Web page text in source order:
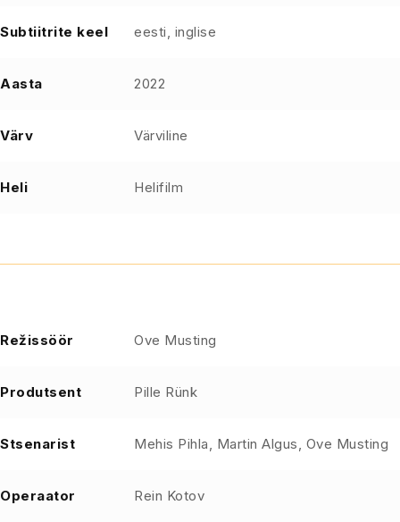
Subtiitrite keel eesti, inglise
Aasta 2022
Värv Värviline
Heli Helifilm
Režissöör Ove Musting
Produtsent Pille Rünk
Stsenarist Mehis Pihla, Martin Algus, Ove Musting
Operaator Rein Kotov